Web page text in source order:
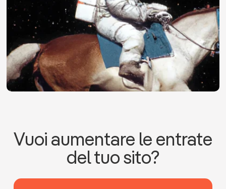
Vuoi aumentare le entrate
del tuo sito?